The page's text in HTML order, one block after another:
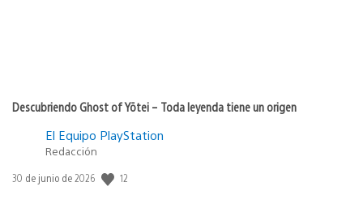
Descubriendo Ghost of Yōtei – Toda leyenda tiene un origen
El Equipo PlayStation
Redacción
Fecha
30 de junio de 2026 12